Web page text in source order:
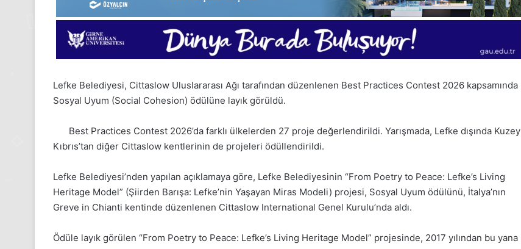
Lefke Belediyesi, Cittaslow Uluslararası Ağı tarafından düzenlenen Best Practices Contest 2026 kapsamında
Sosyal Uyum (Social Cohesion) ödülüne layık görüldü.
Best Practices Contest 2026’da farklı ülkelerden 27 proje değerlendirildi. Yarışmada, Lefke dışında Kuzey
Kıbrıs’tan diğer Cittaslow kentlerinin de projeleri ödüllendirildi.
Lefke Belediyesi’nden yapılan açıklamaya göre, Lefke Belediyesinin “From Poetry to Peace: Lefke’s Living
Heritage Model” (Şiirden Barışa: Lefke’nin Yaşayan Miras Modeli) projesi, Sosyal Uyum ödülünü, İtalya’nın
Greve in Chianti kentinde düzenlenen Cittaslow International Genel Kurulu’nda aldı.
Ödüle layık görülen “From Poetry to Peace: Lefke’s Living Heritage Model” projesinde, 2017 yılından bu yana
24
1